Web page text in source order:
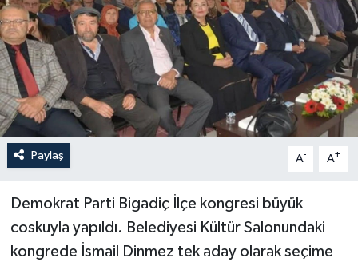
Paylaş A- A+
Demokrat Parti Bigadiç İlçe kongresi büyük
coskuyla yapıldı. Belediyesi Kültür Salonundaki
kongrede İsmail Dinmez tek aday olarak seçime